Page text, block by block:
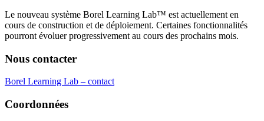
Le nouveau système Borel Learning Lab™ est actuellement en
cours de construction et de déploiement. Certaines fonctionnalités
pourront évoluer progressivement au cours des prochains mois.
Nous contacter
Borel Learning Lab – contact
Coordonnées